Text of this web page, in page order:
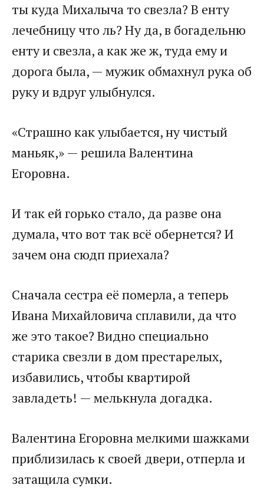
ты куда Михалыча то свезла? В енту
лечебницу что ль? Ну да, в богадельню
енту и свезла, а как же ж, туда ему и
дорога была, — мужик обмахнул рука об
руку и вдруг улыбнулся.
«Страшно как улыбается, ну чистый
маньяк,» — решила Валентина
Егоровна.
И так ей горько стало, да разве она
думала, что вот так всё обернется? И
зачем она сюдп приехала?
Сначала сестра её померла, а теперь
Ивана Михайловича сплавили, да что
же это такое? Видно специально
старика свезли в дом престарелых,
избавились, чтобы квартирой
завладеть! — мелькнула догадка.
Валентина Егоровна мелкими шажками
приблизилась к своей двери, отперла и
затащила сумки.